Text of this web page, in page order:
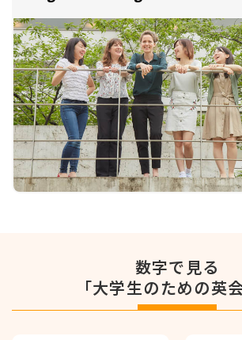
ユーザーID：
パスワード：
※半角英数字で入力してください。
※大文字小文字を区別して入力してください。
マイページでは、Cookieを使用します。
Cookieの使用に関しては、Cookieについてを
ユーザーID、パスワードを忘れ
数字で見る
「大学生のための英